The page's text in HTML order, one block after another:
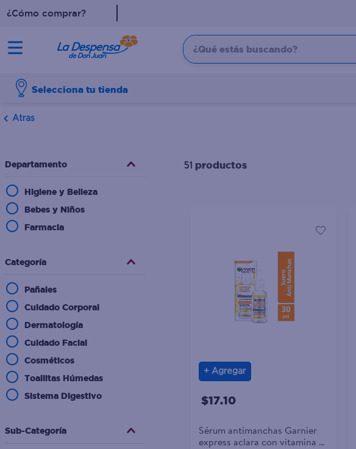
¿Cómo comprar?
¿Qué estás buscando?
Selecciona tu tienda
Atras
Departamento
Higiene y Belleza
Bebes y Niños
Farmacia
Categoría
Pañales
Cuidado Corporal
Dermatología
Cuidado Facial
Cosméticos
Toallitas Húmedas
Sistema Digestivo
Sub-Categoría
51 productos
Agregar
$17.10
Sérum antimanchas Garnier
express aclara con vitamina C
papel higiénico